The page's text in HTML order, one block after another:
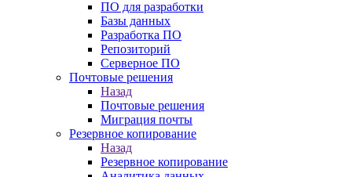
ПО для разработки
Базы данных
Разработка ПО
Репозиторий
Серверное ПО
Почтовые решения
Назад
Почтовые решения
Миграция почты
Резервное копирование
Назад
Резервное копирование